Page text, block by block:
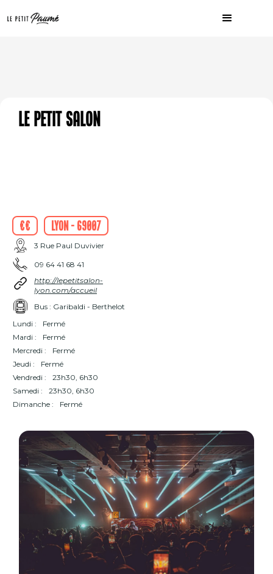
Le Petit Salon
€€ Lyon - 69007
3 Rue Paul Duvivier
09 64 41 68 41
http://lepetitsalon-
lyon.com/accueil
Bus : Garibaldi - Berthelot
Lundi :
Fermé
Mardi :
Fermé
Mercredi :
Fermé
Jeudi :
Fermé
Vendredi :
23h30, 6h30
Samedi :
23h30, 6h30
Dimanche :
Fermé